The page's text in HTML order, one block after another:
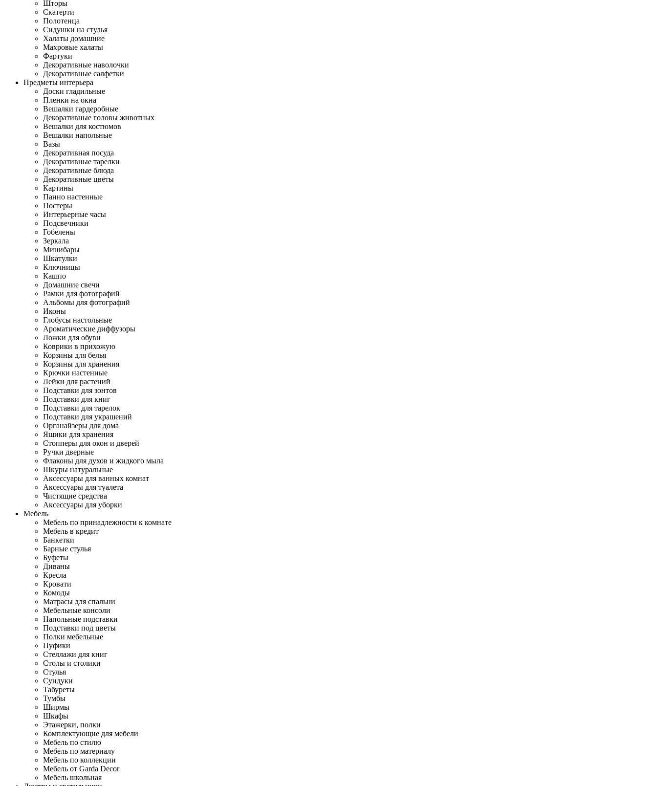
Шторы
Скатерти
Полотенца
Сидушки на стулья
Халаты домашние
Махровые халаты
Фартуки
Декоративные наволочки
Декоративные салфетки
Предметы интерьера
Доски гладильные
Пленки на окна
Вешалки гардеробные
Декоративные головы животных
Вешалки для костюмов
Вешалки напольные
Вазы
Декоративная посуда
Декоративные тарелки
Декоративные блюда
Декоративные цветы
Картины
Панно настенные
Постеры
Интерьерные часы
Подсвечники
Гобелены
Зеркала
Минибары
Шкатулки
Ключницы
Кашпо
Домашние свечи
Рамки для фотографий
Альбомы для фотографий
Иконы
Глобусы настольные
Ароматические диффузоры
Ложки для обуви
Коврики в прихожую
Корзины для белья
Корзины для хранения
Крючки настенные
Лейки для растений
Подставки для зонтов
Подставки для книг
Подставки для тарелок
Подставки для украшений
Органайзеры для дома
Ящики для хранения
Стопперы для окон и дверей
Ручки дверные
Флаконы для духов и жидкого мыла
Шкуры натуральные
Аксессуары для ванных комнат
Аксессуары для туалета
Чистящие средства
Аксессуары для уборки
Мебель
Мебель по принадлежности к комнате
Мебель в кредит
Банкетки
Барные стулья
Буфеты
Диваны
Кресла
Кровати
Комоды
Матрасы для спальни
Мебельные консоли
Напольные подставки
Подставки под цветы
Полки мебельные
Пуфики
Стеллажи для книг
Столы и столики
Стулья
Сундуки
Табуреты
Тумбы
Ширмы
Шкафы
Этажерки, полки
Комплектующие для мебели
Мебель по стилю
Мебель по материалу
Мебель по коллекции
Мебель от Garda Decor
Мебель школьная